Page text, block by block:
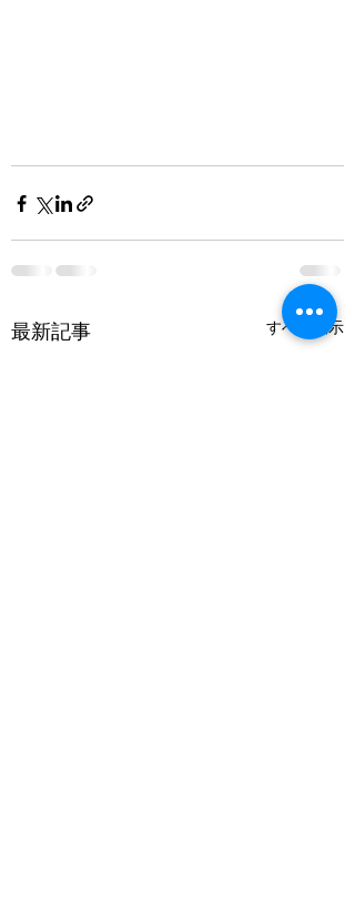
最新記事 すべて表示